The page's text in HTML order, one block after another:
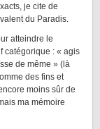
je cite de
du Paradis.
atteindre le
catégorique : « agis
de même » (là
des fins et
moins sûr de
ma mémoire